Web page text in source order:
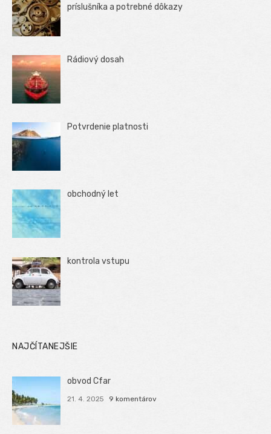
príslušníka a potrebné dôkazy
Rádiový dosah
Potvrdenie platnosti
obchodný let
kontrola vstupu
NAJČÍTANEJŠIE
obvod Cfar
21. 4. 2025 9 komentárov